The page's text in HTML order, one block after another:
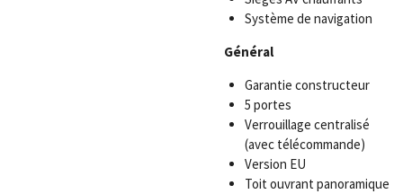
Système de navigation
Général
Garantie constructeur
5 portes
Verrouillage centralisé
(avec télécommande)
Version EU
Toit ouvrant panoramique